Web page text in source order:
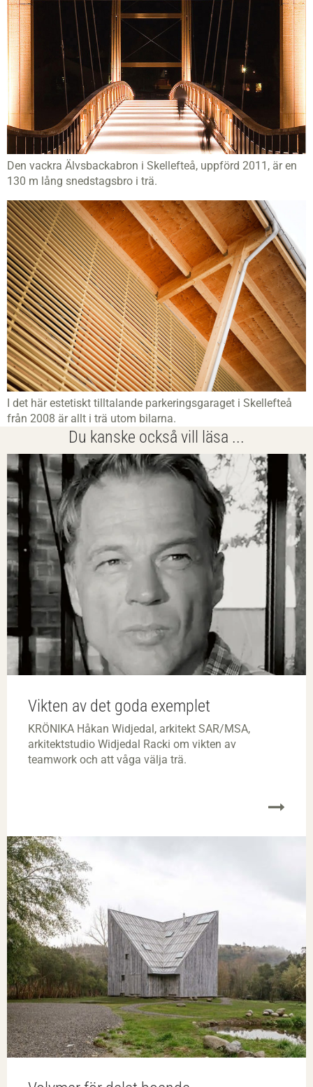
Den vackra Älvsbackabron i Skellefteå, uppförd 2011, är en
130 m lång snedstagsbro i trä.
I det här estetiskt tilltalande parkeringsgaraget i Skellefteå
från 2008 är allt i trä utom bilarna.
Du kanske också vill läsa ...
Vikten av det goda exemplet
KRÖNIKA Håkan Widjedal, arkitekt SAR/MSA,
arkitektstudio Widjedal Racki om vikten av
teamwork och att våga välja trä.